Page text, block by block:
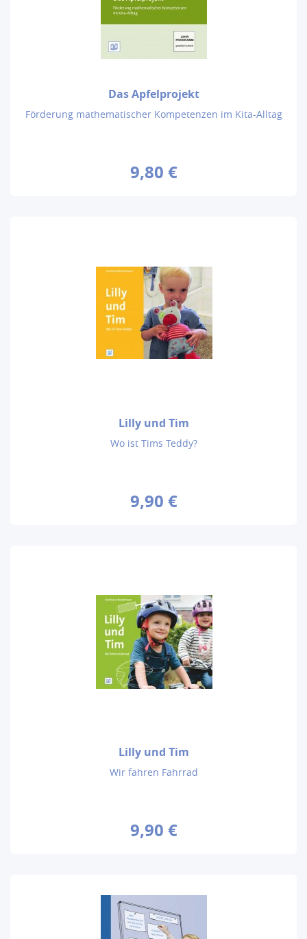
Das Apfelprojekt
Förderung mathematischer Kompetenzen im Kita-Alltag
9,80 €
Lilly und Tim
Wo ist Tims Teddy?
9,90 €
Lilly und Tim
Wir fahren Fahrrad
9,90 €